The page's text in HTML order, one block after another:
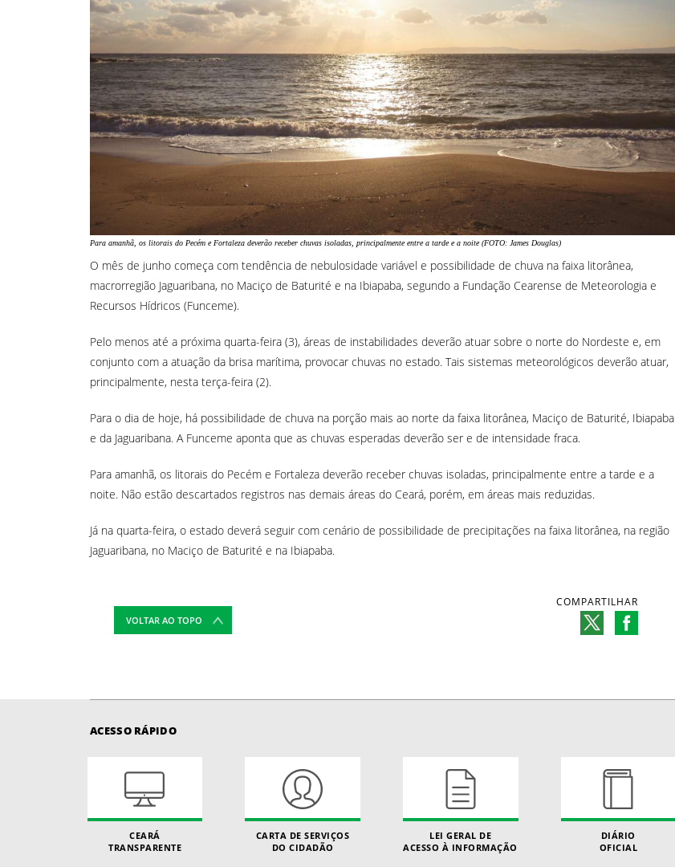
Para amanhã, os litorais do Pecém e Fortaleza deverão receber chuvas isoladas, principalmente entre a tarde e a noite (FOTO: James Douglas)
O mês de junho começa com tendência de nebulosidade variável e possibilidade de chuva na faixa litorânea,
macrorregião Jaguaribana, no Maciço de Baturité e na Ibiapaba, segundo a Fundação Cearense de Meteorologia e
Recursos Hídricos (Funceme).
Pelo menos até a próxima quarta-feira (3), áreas de instabilidades deverão atuar sobre o norte do Nordeste e, em
conjunto com a atuação da brisa marítima, provocar chuvas no estado. Tais sistemas meteorológicos deverão atuar,
principalmente, nesta terça-feira (2).
Para o dia de hoje, há possibilidade de chuva na porção mais ao norte da faixa litorânea, Maciço de Baturité, Ibiapaba
e da Jaguaribana. A Funceme aponta que as chuvas esperadas deverão ser e de intensidade fraca.
Para amanhã, os litorais do Pecém e Fortaleza deverão receber chuvas isoladas, principalmente entre a tarde e a
noite. Não estão descartados registros nas demais áreas do Ceará, porém, em áreas mais reduzidas.
Já na quarta-feira, o estado deverá seguir com cenário de possibilidade de precipitações na faixa litorânea, na região
Jaguaribana, no Maciço de Baturité e na Ibiapaba.
VOLTAR AO TOPO
COMPARTILHAR
ACESSO RÁPIDO
CEARÁ
TRANSPARENTE
CARTA DE SERVIÇOS
DO CIDADÃO
LEI GERAL DE
ACESSO À INFORMAÇÃO
DIÁRIO
OFICIAL